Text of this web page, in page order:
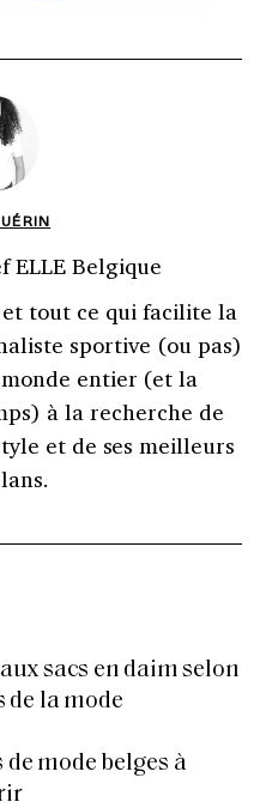
ELLE Belgique
tout ce qui facilite la
sportive (ou pas)
entier (et la
à la recherche de
et de ses meilleurs
sacs en daim selon
de la mode
de mode belges à